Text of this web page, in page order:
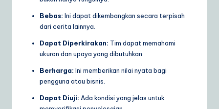
Bebas: Ini dapat dikembangkan secara terpisah
dari cerita lainnya.
Dapat Diperkirakan: Tim dapat memahami
ukuran dan upaya yang dibutuhkan.
Berharga: Ini memberikan nilai nyata bagi
pengguna atau bisnis.
Dapat Diuji: Ada kondisi yang jelas untuk